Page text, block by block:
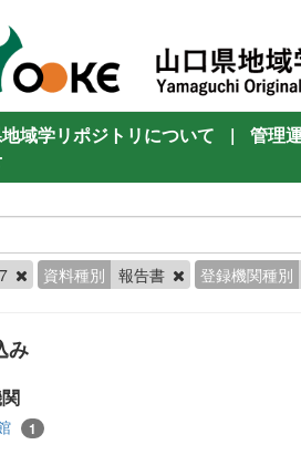
域学リポジトリについて |
管理
7 資料種別 報告書 登録機関種別
み
1